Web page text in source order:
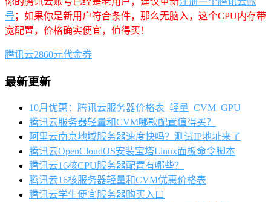
号 ；如果你是新用户符合条件，那么无脑入，这个CPU内存带
宽配置，价格确实便宜，值得买！
腾讯云2860元代金券
最新更新
10月优惠：腾讯云服务器价格表_轻量_CVM_GPU
腾讯云服务器轻量和CVM哪款配置值得买？
阿里云南京地域服务器速度快吗？测试IP地址来了
腾讯云OpenCloudOS安装宝塔Linux面板命令脚本
腾讯云16核CPU服务器配置有哪些？
腾讯云16核服务器轻量和CVM优惠价格表
腾讯云学生便宜服务器购买入口